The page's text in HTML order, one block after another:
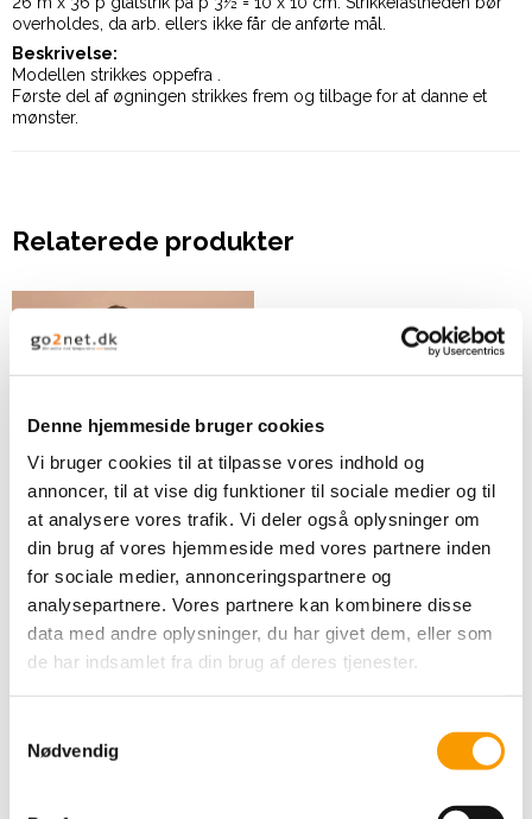
Denne hjemmeside bruger cookies
Vi bruger cookies til at tilpasse vores indhold og
annoncer, til at vise dig funktioner til sociale medier og til
at analysere vores trafik. Vi deler også oplysninger om
din brug af vores hjemmeside med vores partnere inden
for sociale medier, annonceringspartnere og
analysepartnere. Vores partnere kan kombinere disse
data med andre oplysninger, du har givet dem, eller som
de har indsamlet fra din brug af deres tjenester.
Nødvendig
overholdes, da arb. ellers ikke får de anførte mål.
Beskrivelse:
Modellen strikkes oppefra .
Første del af øgningen strikkes frem og tilbage for at danne et
mønster.
Relaterede produkter
Basis Raglanbluse
25,00 DKK